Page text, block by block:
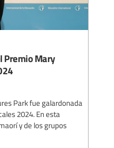
Premio Mary
Park fue galardonada
2024. En esta
y de los grupos